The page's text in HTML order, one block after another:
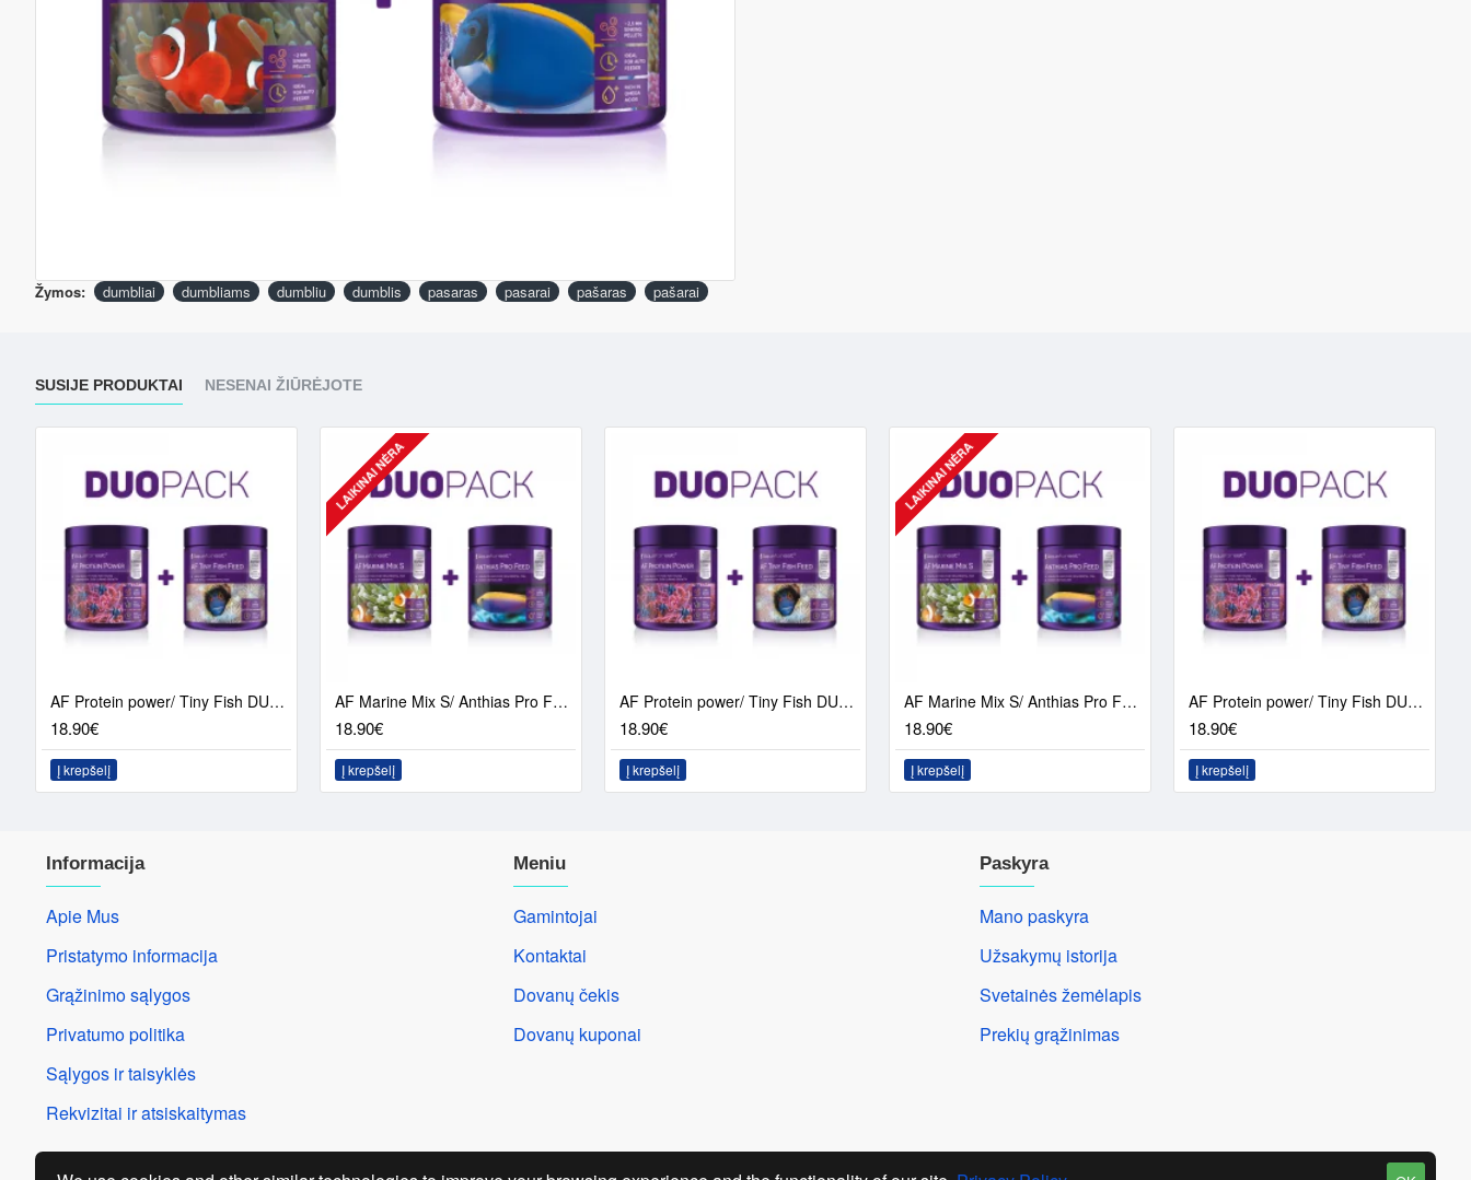
Žymos: dumbliai dumbliams dumbliu dumblis pasaras pasarai pašaras pašarai
SUSIJE PRODUKTAI NESENAI ŽIŪRĖJOTE
AF Protein power/ Tiny Fish DUO PACK
18.90€
Į krepšelį
LAIKINAI NĖRA
AF Marine Mix S/ Anthias Pro Feed DUO PACK
18.90€
Į krepšelį
AF Protein power/ Tiny Fish DUO PACK
18.90€
Į krepšelį
LAIKINAI NĖRA
AF Marine Mix S/ Anthias Pro Feed DUO PACK
18.90€
Į krepšelį
AF Protein power/ Tiny Fish DUO PACK
18.90€
Į krepšelį
Informacija
Apie Mus
Pristatymo informacija
Grąžinimo sąlygos
Privatumo politika
Sąlygos ir taisyklės
Rekvizitai ir atsiskaitymas
Meniu
Gamintojai
Kontaktai
Dovanų čekis
Dovanų kuponai
Paskyra
Mano paskyra
Užsakymų istorija
Svetainės žemėlapis
Prekių grąžinimas